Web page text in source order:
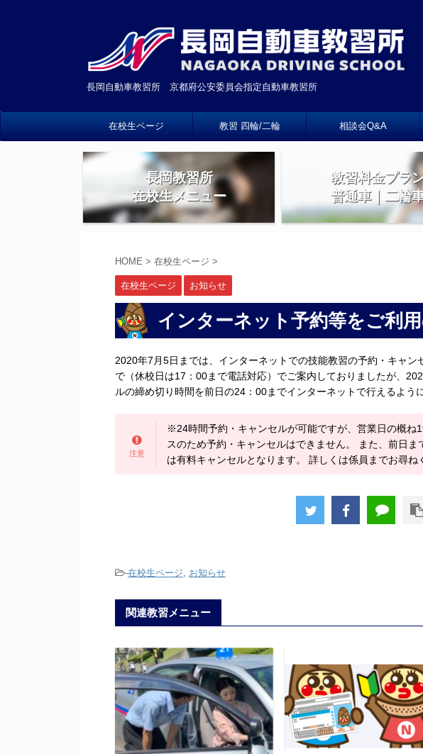
長岡自動車教習所 京都府公安委員会指定自動車教習所
在校生ページ 教習 四輪/二輪 相談会Q&A
長岡教習所
在校生メニュー
教習料金プラ
普通車｜二輪
HOME > 在校生ページ >
在校生ページ お知らせ
インターネット予約等をご利
2020年7月5日までは、インターネットでの技能教習の予約・キャン
で（休校日は17：00まで電話対応）でご案内しておりましたが、
ルの締め切り時間を前日の24：00までインターネットで行えるよう
※24時間予約・キャンセルが可能ですが、営業日の概ね
スのため予約・キャンセルはできません。 また、前日
は有料キャンセルとなります。 詳しくは係員までお尋ね
-在校生ページ, お知らせ
関連教習メニュー